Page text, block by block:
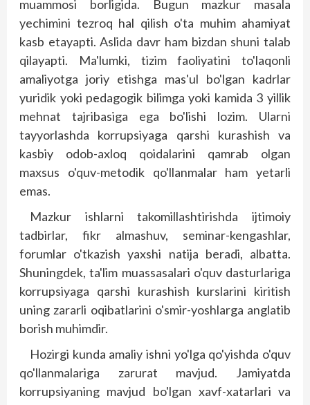
muammosi borligida. Bugun mazkur masala
yechimini tezroq hal qilish o'ta muhim ahamiyat
kasb etayapti. Aslida davr ham bizdan shuni talab
qilayapti. Ma'lumki, tizim fao­liyatini to'laqonli
amaliyotga joriy etishga mas'ul bo'lgan kadrlar
yuridik yoki pedagogik bilimga yoki kamida 3 yillik
mehnat tajribasiga ega bo'lishi lozim. Ularni
tayyorlashda korrupsiyaga qarshi kurashish va
kasbiy odob-axloq qoidalarini qamrab olgan
maxsus o'quv-metodik qo'llanmalar ham yetarli
emas.
Mazkur ishlarni takomillashtirishda ijtimoiy
tadbirlar, fikr almashuv, seminar-kengashlar,
forumlar o'tkazish yaxshi natija beradi, albatta.
Shu­ningdek, ta'lim muassasalari o'quv dasturlariga
korrupsiyaga qarshi kurashish kurslarini kiritish
uning zararli oqibatlarini o'smir-yoshlarga anglatib
borish muhimdir.
Hozirgi kunda amaliy ishni yo'lga qo'yishda o'quv
qo'llanmalariga zarurat mavjud. Jamiyatda
korrupsiyaning mavjud bo'lgan xavf-xatarlari va